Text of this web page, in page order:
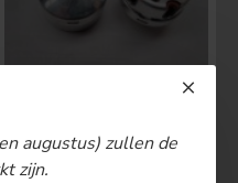
augustus) zullen de
zijn.
€ 26,00